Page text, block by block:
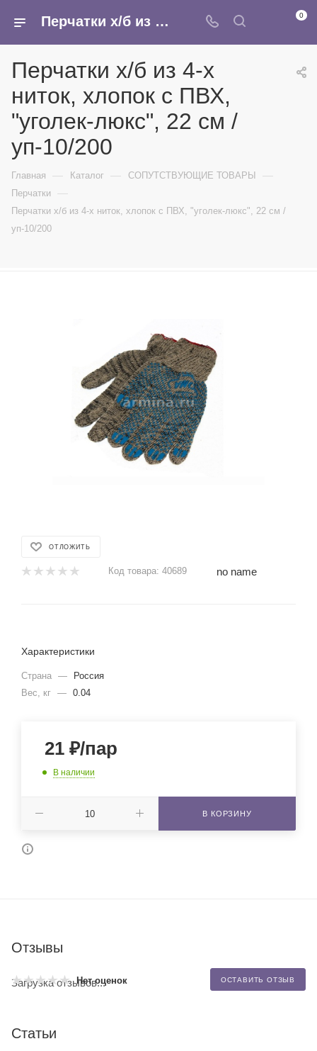
Перчатки х/б из 4-х ниток, хлопок с ПВХ, "уголек-люкс", 22 см /уп-10/200 - купить в интернет-магазине Армина 0
Перчатки х/б из 4-х
ниток, хлопок с ПВХ,
"уголек-люкс", 22 см /
уп-10/200
Главная — Каталог — СОПУТСТВУЮЩИЕ ТОВАРЫ —
Перчатки —
Перчатки х/б из 4-х ниток, хлопок с ПВХ, "уголек-люкс", 22 см /
уп-10/200
ОТЛОЖИТЬ
Код товара: 40689 no name
Характеристики
Страна —
Россия
Вес, кг — 0.04
21 ₽/пар
В наличии
В КОРЗИНУ
Отзывы
Нет оценок ОСТАВИТЬ ОТЗЫВ
Загрузка отзывов...
Статьи